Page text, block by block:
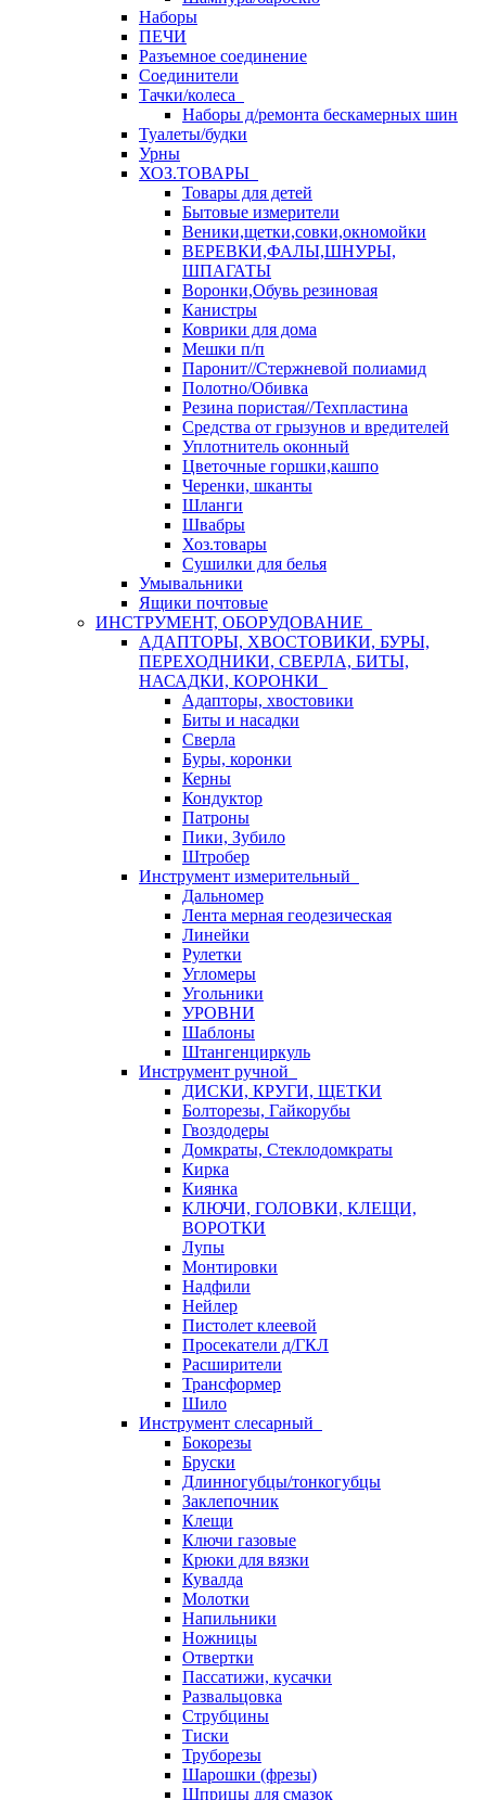
Наборы
ПЕЧИ
Разъемное соединение
Соединители
Тачки/колеса
Наборы д/ремонта бескамерных шин
Туалеты/будки
Урны
ХОЗ.ТОВАРЫ
Товары для детей
Бытовые измерители
Веники,щетки,совки,окномойки
ВЕРЕВКИ,ФАЛЫ,ШНУРЫ,
ШПАГАТЫ
Воронки,Обувь резиновая
Канистры
Коврики для дома
Мешки п/п
Паронит//Стержневой полиамид
Полотно/Обивка
Резина пористая//Техпластина
Средства от грызунов и вредителей
Уплотнитель оконный
Цветочные горшки,кашпо
Черенки, шканты
Шланги
Швабры
Хоз.товары
Сушилки для белья
Умывальники
Ящики почтовые
ИНСТРУМЕНТ, ОБОРУДОВАНИЕ
АДАПТОРЫ, ХВОСТОВИКИ, БУРЫ,
ПЕРЕХОДНИКИ, СВЕРЛА, БИТЫ,
НАСАДКИ, КОРОНКИ
Адапторы, хвостовики
Биты и насадки
Сверла
Буры, коронки
Керны
Кондуктор
Патроны
Пики, Зубило
Штробер
Инструмент измерительный
Дальномер
Лента мерная геодезическая
Линейки
Рулетки
Угломеры
Угольники
УРОВНИ
Шаблоны
Штангенциркуль
Инструмент ручной
ДИСКИ, КРУГИ, ЩЕТКИ
Болторезы, Гайкорубы
Гвоздодеры
Домкраты, Стеклодомкраты
Кирка
Киянка
КЛЮЧИ, ГОЛОВКИ, КЛЕЩИ,
ВОРОТКИ
Лупы
Монтировки
Надфили
Нейлер
Пистолет клеевой
Просекатели д/ГКЛ
Расширители
Трансформер
Шило
Инструмент слесарный
Бокорезы
Бруски
Длинногубцы/тонкогубцы
Заклепочник
Клещи
Ключи газовые
Крюки для вязки
Кувалда
Молотки
Напильники
Ножницы
Отвертки
Пассатижи, кусачки
Развальцовка
Струбцины
Тиски
Труборезы
Шарошки (фрезы)
Шприцы для смазок